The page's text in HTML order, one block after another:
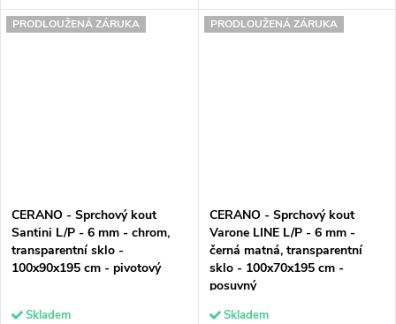
PRODLOUŽENÁ ZÁRUKA
CERANO - Sprchový kout
Santini L/P - 6 mm - chrom,
transparentní sklo -
100x90x195 cm - pivotový
Skladem
PRODLOUŽENÁ ZÁRUKA
CERANO - Sprchový kout
Varone LINE L/P - 6 mm -
černá matná, transparentní
sklo - 100x70x195 cm -
posuvný
Skladem